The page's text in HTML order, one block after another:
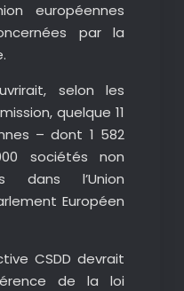
européennes
par la
selon les
quelque 11
– dont 1 582
sociétés non
dans l’Union
Européen
CSDD devrait
de la loi